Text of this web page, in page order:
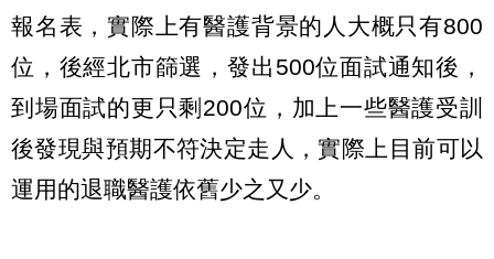
報名表，實際上有醫護背景的人大概只有800
位，後經北市篩選，發出500位面試通知後，
到場面試的更只剩200位，加上一些醫護受訓
後發現與預期不符決定走人，實際上目前可以
運用的退職醫護依舊少之又少。